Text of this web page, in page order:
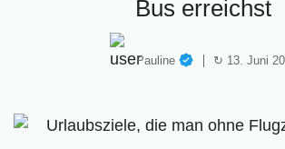
Bus erreichst
Pauline ↻ 13. Juni